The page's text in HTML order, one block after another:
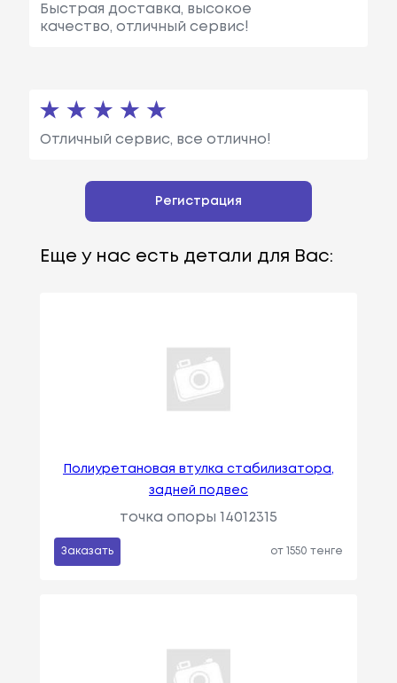
Быстрая доставка, высокое
качество, отличный сервис!
Отличный сервис, все отлично!
Регистрация
Еще у нас есть детали для Вас:
Полиуретановая втулка стабилизатора,
задней подвес
точка опоры 14012315
Заказать от 1550 тенге